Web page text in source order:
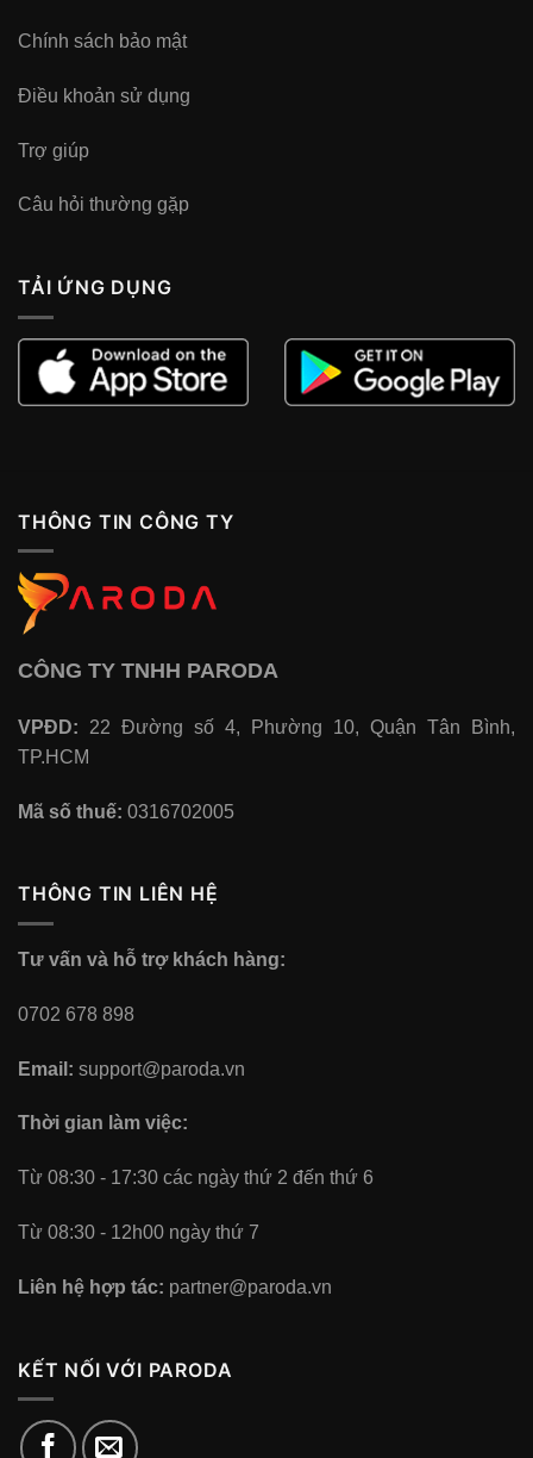
Chính sách bảo mật
Điều khoản sử dụng
Trợ giúp
Câu hỏi thường gặp
TẢI ỨNG DỤNG
THÔNG TIN CÔNG TY
CÔNG TY TNHH PARODA
VPĐD: 22 Đường số 4, Phường 10, Quận Tân Bình,
TP.HCM
Mã số thuế: 0316702005
THÔNG TIN LIÊN HỆ
Tư vấn và hỗ trợ khách hàng:
0702 678 898
Email: support@paroda.vn
Thời gian làm việc:
Từ 08:30 - 17:30 các ngày thứ 2 đến thứ 6
Từ 08:30 - 12h00 ngày thứ 7
Liên hệ hợp tác: partner@paroda.vn
KẾT NỐI VỚI PARODA